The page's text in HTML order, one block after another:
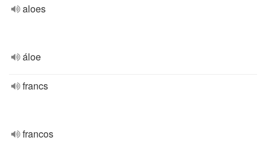
aloes
áloe
francs
francos